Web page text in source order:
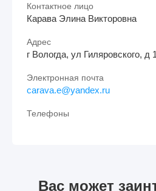
Контактное лицо
Карава Элина Викторовна
Адрес
г Вологда, ул Гиляровского, д
Электронная почта
carava.e@yandex.ru
Телефоны
Вас может